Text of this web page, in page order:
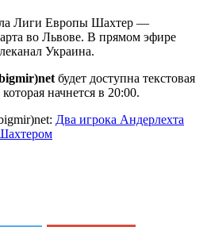
Лиги Европы Шахтер —
во Львове. В прямом эфире
Украина.
будет доступна текстовая
начнется в 20:00.
Два игрока Андерлехта